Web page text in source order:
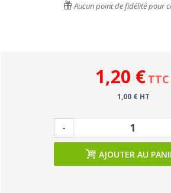
Aucun point de fidélité pour
1,20 € TTC
1,00 € HT
-
AJOUTER AU